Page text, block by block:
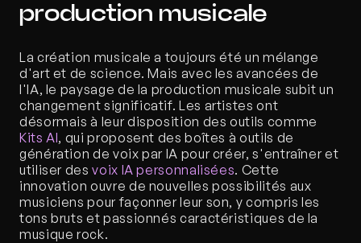
production musicale
La création musicale a toujours été un mélange
d'art et de science. Mais avec les avancées de
l'IA, le paysage de la production musicale subit un
changement significatif. Les artistes ont
désormais à leur disposition des outils comme
Kits AI, qui proposent des boîtes à outils de
génération de voix par IA pour créer, s'entraîner et
utiliser des voix IA personnalisées. Cette
innovation ouvre de nouvelles possibilités aux
musiciens pour façonner leur son, y compris les
tons bruts et passionnés caractéristiques de la
musique rock.